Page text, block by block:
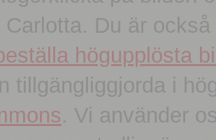
Carlotta. Du är
högupplösta
tillgängliggjorda i
. Vi använder